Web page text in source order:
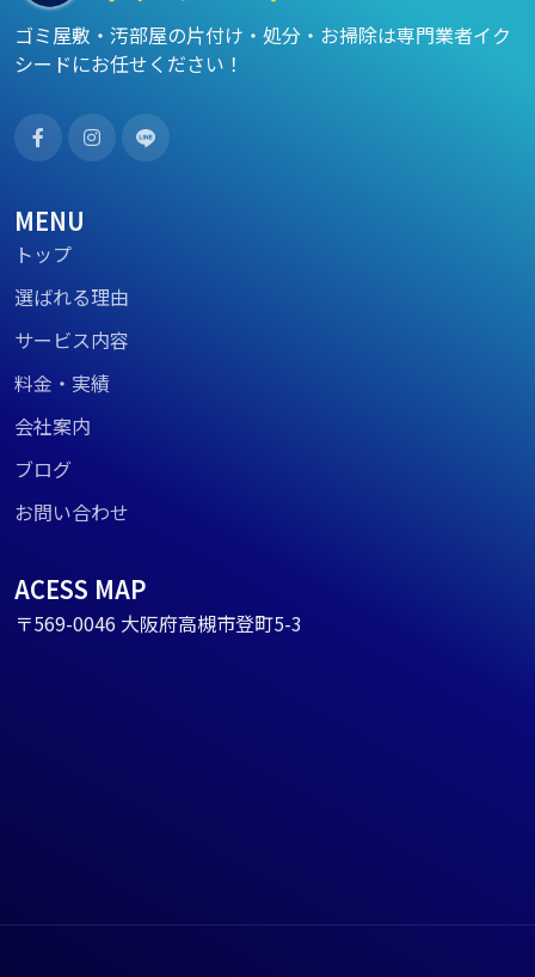
ゴミ屋敷・汚部屋の片付け・処分・お掃除は専門業者イク
シードにお任せください！
MENU
トップ
選ばれる理由
サービス内容
料金・実績
会社案内
ブログ
お問い合わせ
ACESS MAP
〒569-0046 大阪府高槻市登町5-3